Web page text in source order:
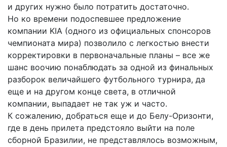
и других нужно было потратить достаточно.
Но ко времени подоспевшее предложение
компании KIA (одного из официальных спонсоров
чемпионата мира) позволило с легкостью внести
корректировки в первоначальные планы – все же
шанс воочию понаблюдать за одной из финальных
разборок величайшего футбольного турнира, да
еще и на другом конце света, в отличной
компании, выпадает не так уж и часто.
К сожалению, добраться еще и до Белу-Оризонти,
где в день прилета предстояло выйти на поле
сборной Бразилии, не представлялось возможным,